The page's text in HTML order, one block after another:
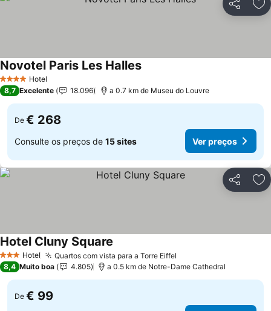
Partilhar
4 EstrelasHotel
Novotel Paris Les Halles
8,7 Excelente 18.096 a 0.7 km de Museu do Louvre
De € 268
Consulte os preços de 15 sites Ver preços
Partilhar
3 EstrelasHotel Quartos com vista para a Torre Eiffel
Hotel Cluny Square
8,4 Muito boa 4.805 a 0.5 km de Notre-Dame Cathedral
De € 99